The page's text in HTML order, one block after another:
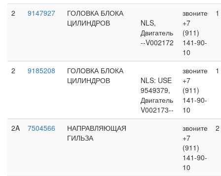
2 9147927
ГОЛОВКА БЛОКА
ЦИЛИНДРОВ
NLS,
Двигатель
--V002172
звоните
+7
(911)
141-90-
10
1
2 9185208
ГОЛОВКА БЛОКА
ЦИЛИНДРОВ
NLS: USE
9549379,
Двигатель
V002173--
звоните
+7
(911)
141-90-
10
1
2A 7504566
НАПРАВЛЯЮЩАЯ
ГИЛЬЗА
звоните
+7
(911)
141-90-
10
2